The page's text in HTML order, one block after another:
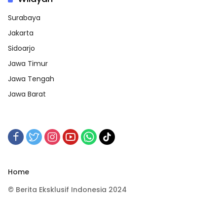
Surabaya
Jakarta
Sidoarjo
Jawa Timur
Jawa Tengah
Jawa Barat
Home
© Berita Eksklusif Indonesia 2024